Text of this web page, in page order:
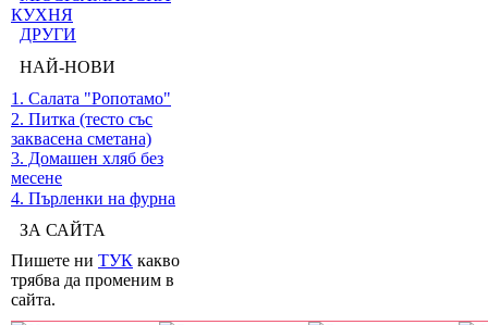
КУХНЯ
ДРУГИ
НАЙ-НОВИ
1. Салата "Ропотамо"
2. Питка (тесто със
заквасена сметана)
3. Домашен хляб без
месене
4. Пърленки на фурна
ЗА САЙТА
Пишете ни ТУК какво
трябва да променим в
сайта.